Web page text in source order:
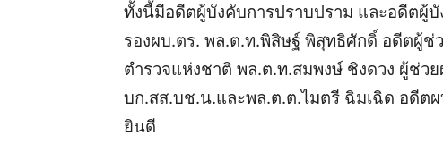
ทั้งนี้มีอดีตผู้บังคับการปราบปราม และอดีตผู้
รองผบ.ตร. พล.ต.ท.พิสิษฐ์ พิสุทธิศักดิ์ อดีตผู้ช่
ตำรวจแห่งชาติ พล.ต.ท.สมพงษ์ ชิงดวง ผู้ช่ว
บก.สส.บช.น.และพล.ต.ต.ไมตรี ฉิมเฉิด อดีต
ยินดี